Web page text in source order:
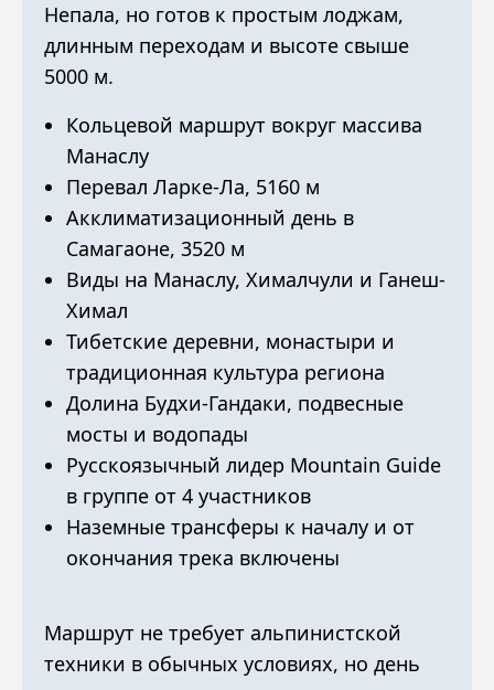
Непала, но готов к простым лоджам,
длинным переходам и высоте свыше
5000 м.
Кольцевой маршрут вокруг массива
Манаслу
Перевал Ларке-Ла, 5160 м
Акклиматизационный день в
Самагаоне, 3520 м
Виды на Манаслу, Хималчули и Ганеш-
Химал
Тибетские деревни, монастыри и
традиционная культура региона
Долина Будхи-Гандаки, подвесные
мосты и водопады
Русскоязычный лидер Mountain Guide
в группе от 4 участников
Наземные трансферы к началу и от
окончания трека включены
Маршрут не требует альпинистской
техники в обычных условиях, но день